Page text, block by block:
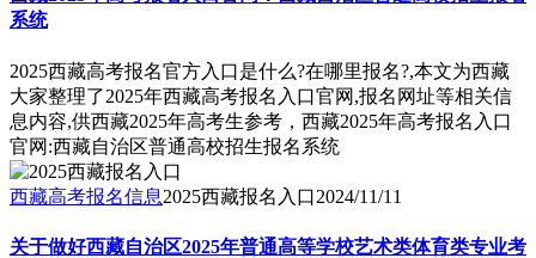
系统
2025西藏高考报名官方入口是什么?在哪里报名?,本文为西藏
大家整理了2025年西藏高考报名入口官网,报名网址等相关信
息内容,供西藏2025年高考生参考，西藏2025年高考报名入口
官网:西藏自治区普通高校招生报名系统
西藏高考报名信息2025西藏报名入口2024/11/11
关于做好西藏自治区2025年普通高等学校艺术类体育类专业考